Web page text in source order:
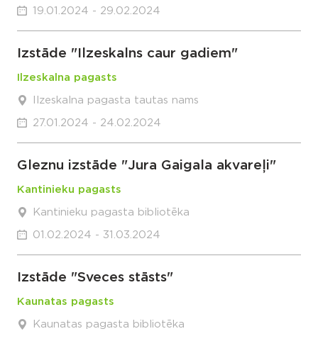
19.01.2024 - 29.02.2024
Izstāde "Ilzeskalns caur gadiem"
Ilzeskalna pagasts
Ilzeskalna pagasta tautas nams
27.01.2024 - 24.02.2024
Gleznu izstāde "Jura Gaigala akvareļi"
Kantinieku pagasts
Kantinieku pagasta bibliotēka
01.02.2024 - 31.03.2024
Izstāde "Sveces stāsts"
Kaunatas pagasts
Kaunatas pagasta bibliotēka